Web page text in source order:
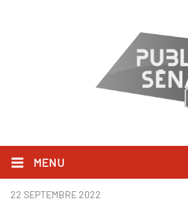
MENU
Adil sermon
22 SEPTEMBRE 2022